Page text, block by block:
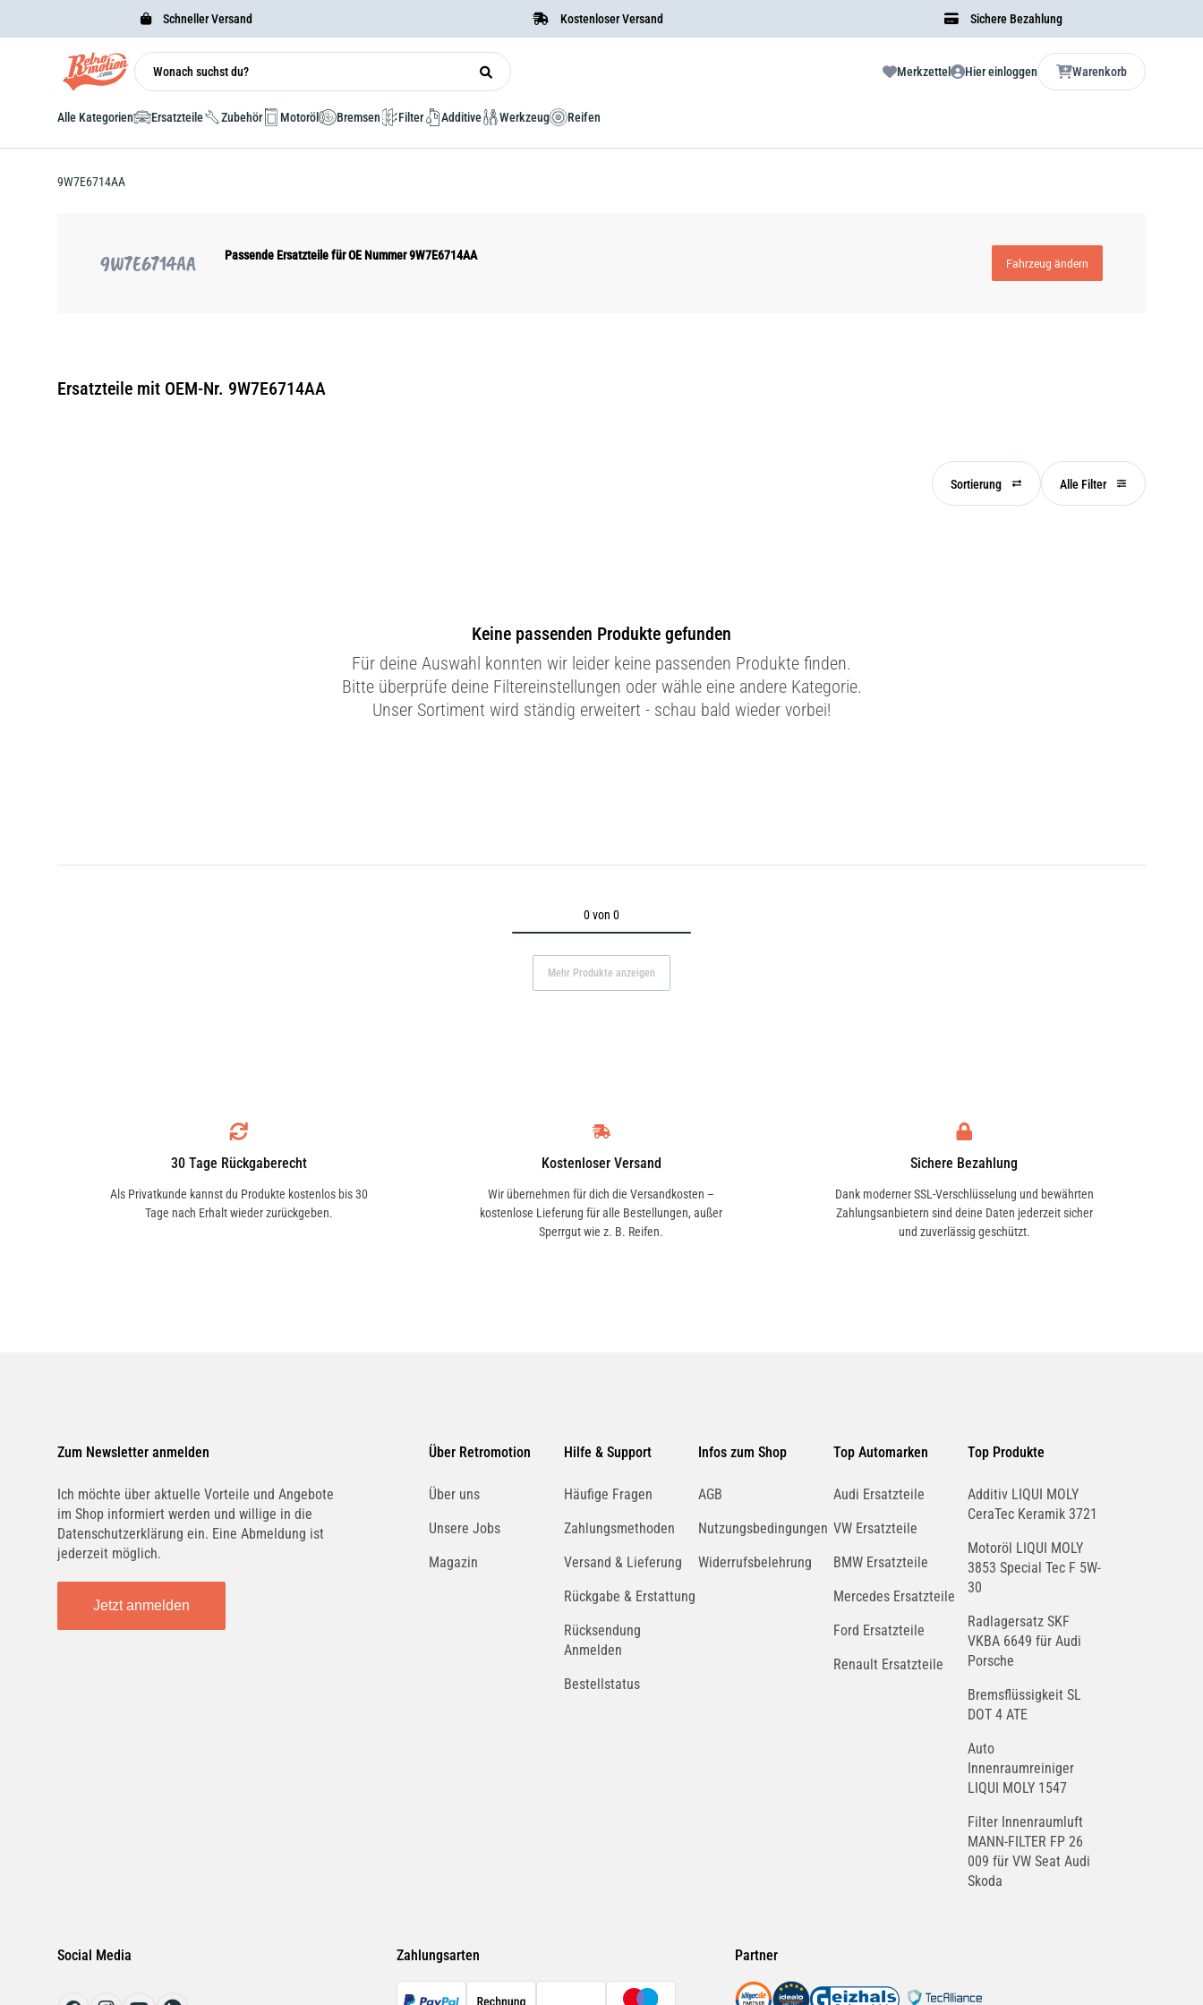
Schneller Versand Kostenloser Versand Sichere Bezahlung
Merkzettel Hier einloggen Warenkorb
Alle Kategorien Ersatzteile Zubehör Motoröl Bremsen Filter Additive Werkzeug Reifen
9W7E6714AA
9W7E6714AA Passende Ersatzteile für OE Nummer 9W7E6714AA
Fahrzeug ändern
Ersatzteile mit OEM-Nr. 9W7E6714AA
Sortierung Alle Filter
Keine passenden Produkte gefunden
Für deine Auswahl konnten wir leider keine passenden Produkte finden.
Bitte überprüfe deine Filtereinstellungen oder wähle eine andere Kategorie.
Unser Sortiment wird ständig erweitert - schau bald wieder vorbei!
0 von 0
Mehr Produkte anzeigen
30 Tage Rückgaberecht
Als Privatkunde kannst du Produkte kostenlos bis 30
Tage nach Erhalt wieder zurückgeben.
Kostenloser Versand
Wir übernehmen für dich die Versandkosten –
kostenlose Lieferung für alle Bestellungen, außer
Sperrgut wie z. B. Reifen.
Sichere Bezahlung
Dank moderner SSL-Verschlüsselung und bewährten
Zahlungsanbietern sind deine Daten jederzeit sicher
und zuverlässig geschützt.
Zum Newsletter anmelden
Ich möchte über aktuelle Vorteile und Angebote
im Shop informiert werden und willige in die
Datenschutzerklärung ein. Eine Abmeldung ist
jederzeit möglich.
Jetzt anmelden
Über Retromotion
Über uns
Unsere Jobs
Magazin
Hilfe & Support
Häufige Fragen
Zahlungsmethoden
Versand & Lieferung
Rückgabe & Erstattung
Rücksendung
Anmelden
Bestellstatus
Infos zum Shop
AGB
Nutzungsbedingungen
Widerrufsbelehrung
Top Automarken
Audi Ersatzteile
VW Ersatzteile
BMW Ersatzteile
Mercedes Ersatzteile
Ford Ersatzteile
Renault Ersatzteile
Top Produkte
Additiv LIQUI MOLY
CeraTec Keramik 3721
Motoröl LIQUI MOLY
3853 Special Tec F 5W-
30
Radlagersatz SKF
VKBA 6649 für Audi
Porsche
Bremsflüssigkeit SL
DOT 4 ATE
Auto
Innenraumreiniger
LIQUI MOLY 1547
Filter Innenraumluft
MANN-FILTER FP 26
009 für VW Seat Audi
Skoda
Social Media Zahlungsarten Partner